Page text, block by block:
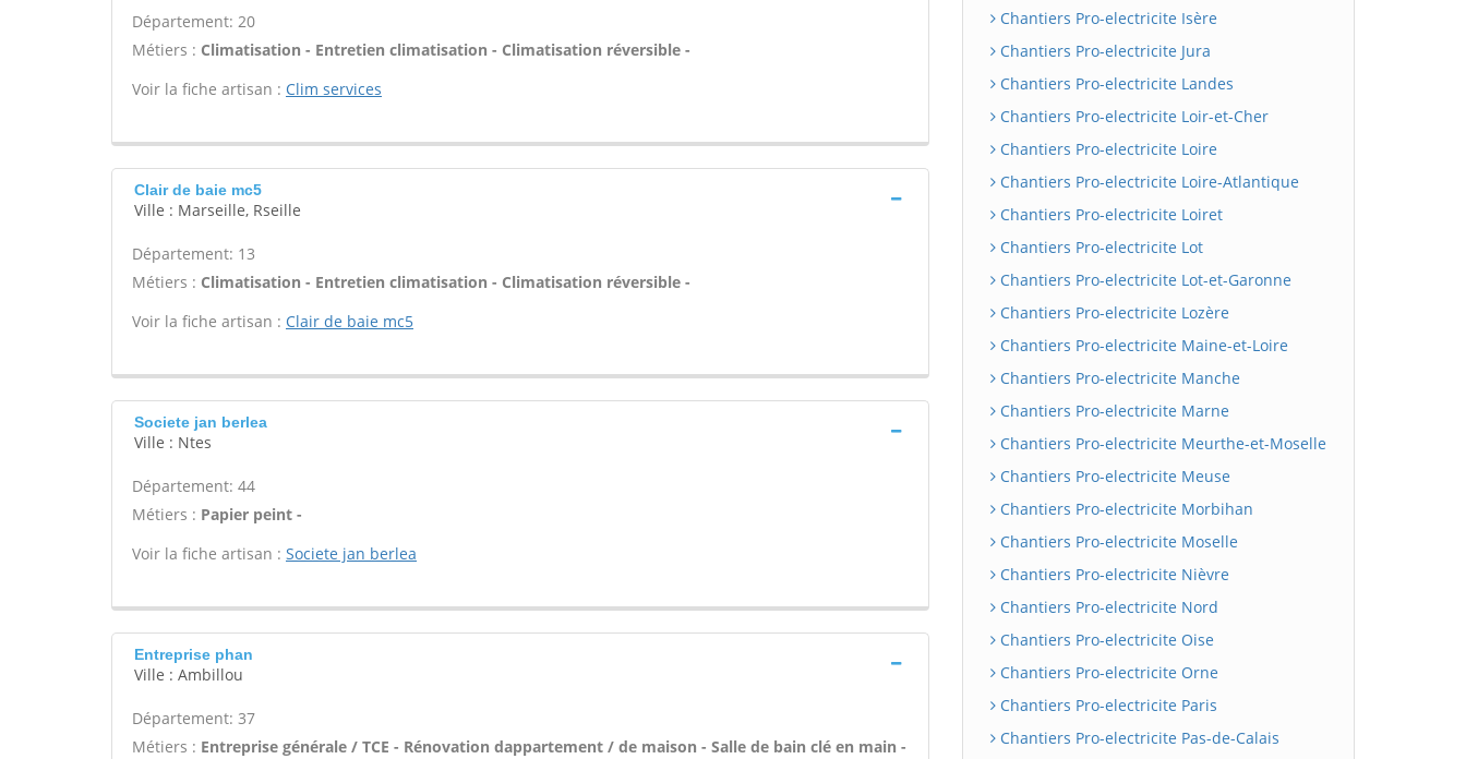
Département: 20
Métiers : Climatisation - Entretien climatisation - Climatisation réversible -
Voir la fiche artisan : Clim services
Clair de baie mc5
Ville : Marseille, Rseille
Département: 13
Métiers : Climatisation - Entretien climatisation - Climatisation réversible -
Voir la fiche artisan : Clair de baie mc5
Societe jan berlea
Ville : Ntes
Département: 44
Métiers : Papier peint -
Voir la fiche artisan : Societe jan berlea
Entreprise phan
Ville : Ambillou
Département: 37
Métiers : Entreprise générale / TCE - Rénovation dappartement / de maison - Salle de bain clé en main -
Chantiers Pro-electricite Isère
Chantiers Pro-electricite Jura
Chantiers Pro-electricite Landes
Chantiers Pro-electricite Loir-et-Cher
Chantiers Pro-electricite Loire
Chantiers Pro-electricite Loire-Atlantique
Chantiers Pro-electricite Loiret
Chantiers Pro-electricite Lot
Chantiers Pro-electricite Lot-et-Garonne
Chantiers Pro-electricite Lozère
Chantiers Pro-electricite Maine-et-Loire
Chantiers Pro-electricite Manche
Chantiers Pro-electricite Marne
Chantiers Pro-electricite Meurthe-et-Moselle
Chantiers Pro-electricite Meuse
Chantiers Pro-electricite Morbihan
Chantiers Pro-electricite Moselle
Chantiers Pro-electricite Nièvre
Chantiers Pro-electricite Nord
Chantiers Pro-electricite Oise
Chantiers Pro-electricite Orne
Chantiers Pro-electricite Paris
Chantiers Pro-electricite Pas-de-Calais